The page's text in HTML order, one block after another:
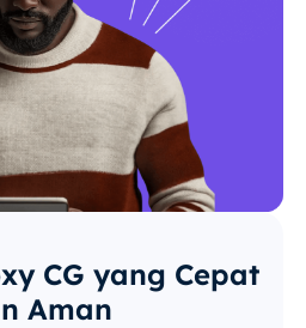
CG yang Cepat
Aman